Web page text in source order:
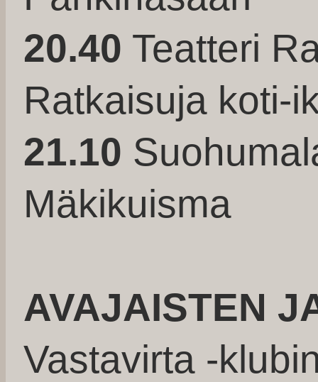
20.40 Teatteri
Ratkaisuja koti-
21.10
Mäkikuisma
AVAJAISTEN
Vastavirta -